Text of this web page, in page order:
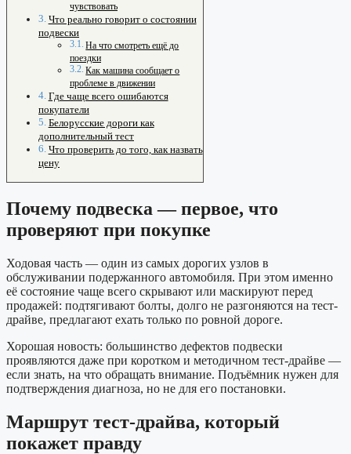
чувствовать
Что реально говорит о состоянии
подвески
На что смотреть ещё до
поездки
Как машина сообщает о
проблеме в движении
Где чаще всего ошибаются
покупатели
Белорусские дороги как
дополнительный тест
Что проверить до того, как назвать
цену
Почему подвеска — первое, что
проверяют при покупке
Ходовая часть — один из самых дорогих узлов в
обслуживании подержанного автомобиля. При этом именно
её состояние чаще всего скрывают или маскируют перед
продажей: подтягивают болты, долго не разгоняются на тест-
драйве, предлагают ехать только по ровной дороге.
Хорошая новость: большинство дефектов подвески
проявляются даже при коротком и методичном тест-драйве —
если знать, на что обращать внимание. Подъёмник нужен для
подтверждения диагноза, но не для его постановки.
Маршрут тест-драйва, который
покажет правду